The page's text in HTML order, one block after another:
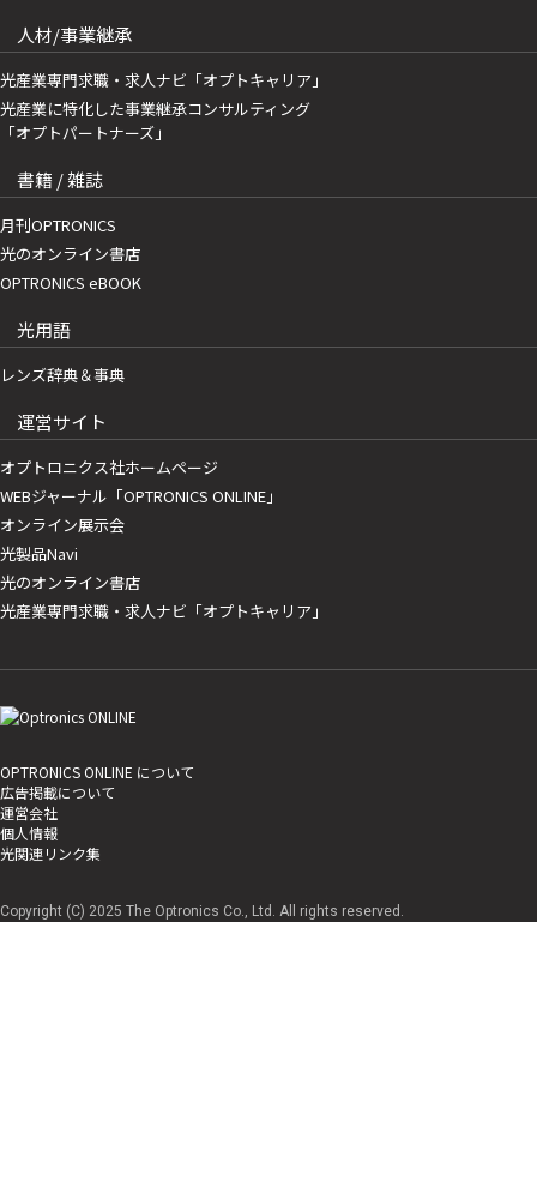
人材/事業継承
光産業専門求職・求人ナビ「オプトキャリア」
光産業に特化した事業継承コンサルティング
「オプトパートナーズ」
書籍 / 雑誌
月刊OPTRONICS
光のオンライン書店
OPTRONICS eBOOK
光用語
レンズ辞典＆事典
運営サイト
オプトロニクス社ホームページ
WEBジャーナル「OPTRONICS ONLINE」
オンライン展示会
光製品Navi
光のオンライン書店
光産業専門求職・求人ナビ「オプトキャリア」
OPTRONICS ONLINE について
広告掲載について
運営会社
個人情報
光関連リンク集
Copyright (C) 2025 The Optronics Co., Ltd. All rights reserved.